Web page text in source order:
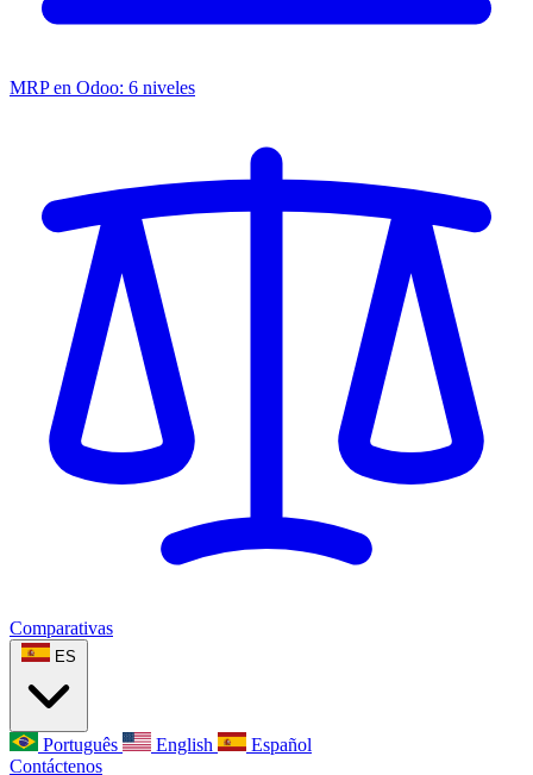
MRP en Odoo: 6 niveles
Comparativas
ES
Português English
Español
Contáctenos